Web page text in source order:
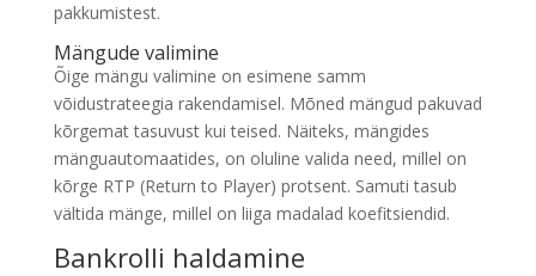
pakkumistest.
Mängude valimine
Õige mängu valimine on esimene samm
võidustrateegia rakendamisel. Mõned mängud pakuvad
kõrgemat tasuvust kui teised. Näiteks, mängides
mänguautomaatides, on oluline valida need, millel on
kõrge RTP (Return to Player) protsent. Samuti tasub
vältida mänge, millel on liiga madalad koefitsiendid.
Bankrolli haldamine